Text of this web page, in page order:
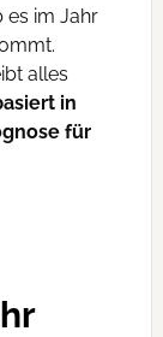
es im Jahr
alles
in
für